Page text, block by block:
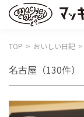
TOP おいしい日記
名古屋 （130件）